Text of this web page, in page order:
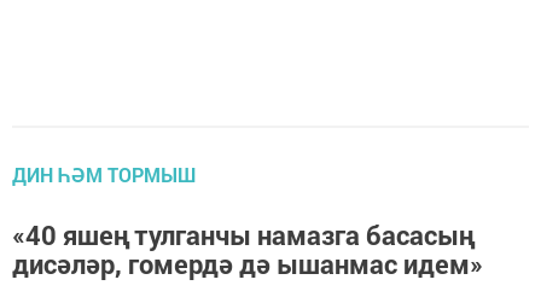
ДИН ҺӘМ ТОРМЫШ
«40 яшең тулганчы намазга басасың
дисәләр, гомердә дә ышанмас идем»